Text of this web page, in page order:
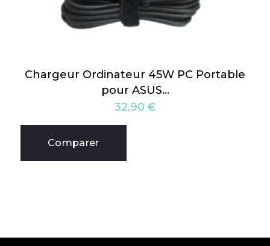
Chargeur Ordinateur 45W PC Portable
pour ASUS…
32,90 €
Comparer